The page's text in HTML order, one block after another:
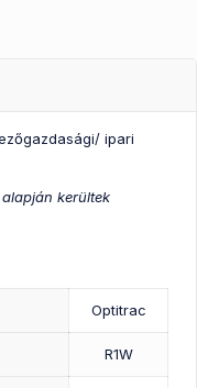
ipari
kerültek
Optitrac
R1W